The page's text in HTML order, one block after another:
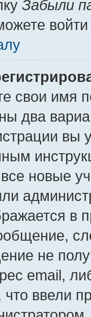
Забыли
свои имя
два
вы
новые
в
не
email,
ввели